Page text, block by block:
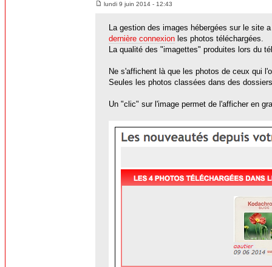
lundi 9 juin 2014 - 12:43
La gestion des images hébergées sur le site
dernière connexion les photos téléchargées.
La qualité des "imagettes" produites lors du
Ne s'affichent là que les photos de ceux qui
Seules les photos classées dans des
Un "clic" sur l'image permet de l'afficher en